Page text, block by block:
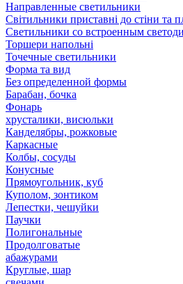
Направленные светильники
Світильники приставні до стіни та
Светильники со встроенным
Торшери напольні
Точечные светильники
Форма та вид
Без определенной формы
Барабан, бочка
Фонарь
хрусталики, висюльки
Канделябры, рожковые
Каркасные
Колбы, сосуды
Конусные
Прямоугольник, куб
Куполом, зонтиком
Лепестки, чешуйки
Паучки
Полигональные
Продолговатые
абажурами
Круглые, шар